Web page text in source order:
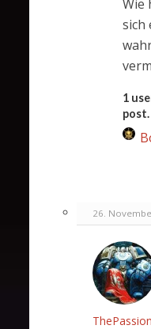
Wie
sich
1
post.
26.